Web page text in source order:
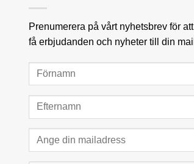
Prenumerera på vårt nyhetsbrev för att
få erbjudanden och nyheter till din mail